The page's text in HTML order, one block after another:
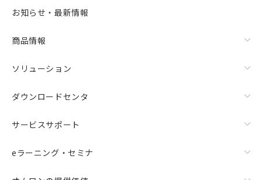
お知らせ・最新情報
商品情報
ソリューション
ダウンロードセンタ
サービスサポート
eラーニング・セミナ